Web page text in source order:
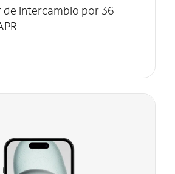
de intercambio por 36